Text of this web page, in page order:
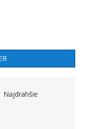
Najdrahšie